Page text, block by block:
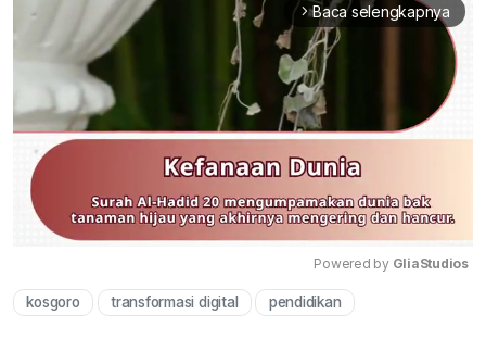
arrow_forward_ios Baca selengkapnya
Powered by GliaStudios
kosgoro transformasi digital pendidikan